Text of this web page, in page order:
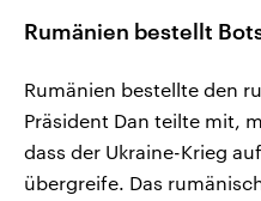
Rumänien bestellt
Rumänien bestellte den
Präsident Dan teilte mit,
dass der Ukraine-Krieg
übergreife. Das